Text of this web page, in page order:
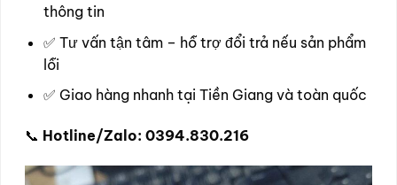
thông tin
✅ Tư vấn tận tâm – hỗ trợ đổi trả nếu sản phẩm
lỗi
✅ Giao hàng nhanh tại Tiền Giang và toàn quốc
📞 Hotline/Zalo: 0394.830.216